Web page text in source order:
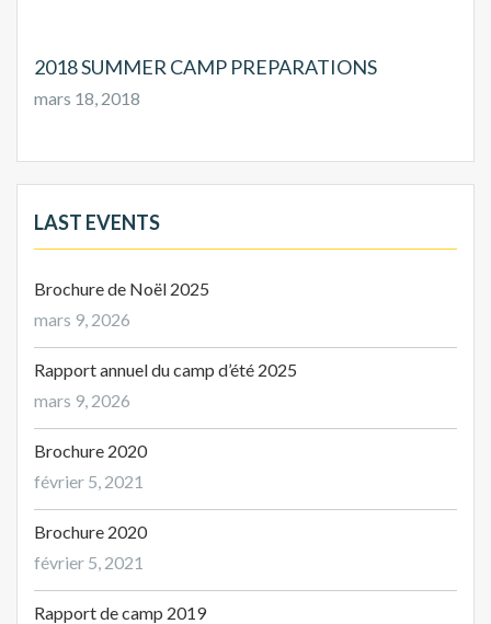
2018 SUMMER CAMP PREPARATIONS
mars 18, 2018
LAST EVENTS
Brochure de Noël 2025
mars 9, 2026
Rapport annuel du camp d’été 2025
mars 9, 2026
Brochure 2020
février 5, 2021
Brochure 2020
février 5, 2021
Rapport de camp 2019